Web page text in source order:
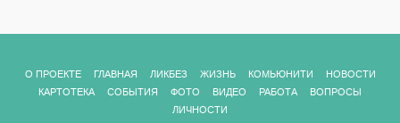
О ПРОЕКТЕ ГЛАВНАЯ ЛИКБЕЗ ЖИЗНЬ КОМЬЮНИТИ
НОВОСТИ
КАРТОТЕКА
СОБЫТИЯ ФОТО ВИДЕО РАБОТА
ВОПРОСЫ
ЛИЧНОСТИ